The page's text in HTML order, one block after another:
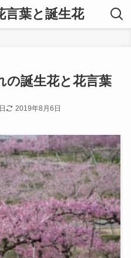
言葉と誕生花
の誕生花と花言葉
2019年8月6日